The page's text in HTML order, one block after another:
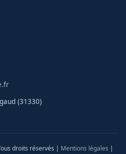
(31330)
droits réservés | Mentions légales |